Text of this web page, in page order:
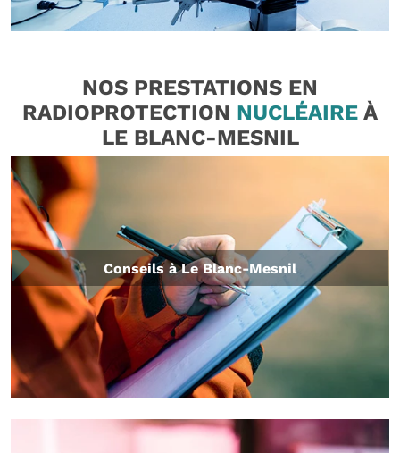
NOS PRESTATIONS EN
RADIOPROTECTION NUCLÉAIREÀ
LE BLANC-MESNIL
Conseils à Le Blanc-Mesnil